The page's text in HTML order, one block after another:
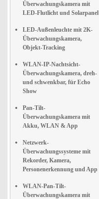
Überwachungskamera mit
LED-Flutlicht und Solarpanel
LED-Außenleuchte mit 2K-
Überwachungskamera,
Objekt-Tracking
WLAN-IP-Nachtsicht-
Überwachungskamera, dreh-
und schwenkbar, für Echo
Show
Pan-Tilt-
Überwachungskamera mit
Akku, WLAN & App
Netzwerk-
Überwachungssysteme mit
Rekorder, Kamera,
Personenerkennung und App
WLAN-Pan-Tilt-
Überwachungskamera mit